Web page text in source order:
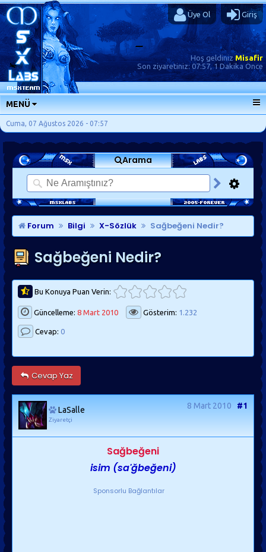
Üye Ol Giriş
Hoş geldinizMisafir
Son ziyaretiniz: 07:57, 1 Dakika Önce
MENÜ
ANA SAYFA
FORUMLAR
SORU-CEVAP
GÜNLÜKLER
SON MESAJLAR
KISAYOLLAR
Cuma, 07 Ağustos 2026 - 07:57
Arama
Forum Bilgi X-Sözlük Sağbeğeni Nedir?
Sağbeğeni Nedir?
Bu Konuya Puan Verin:
Güncelleme: 8 Mart 2010 Gösterim: 1.232
Cevap: 0
Cevap Yaz
LaSalle
Ziyaretçi
8 Mart 2010 #1
Sağbeğeni
isim (sa'ğbeğeni)
Sponsorlu Bağlantılar